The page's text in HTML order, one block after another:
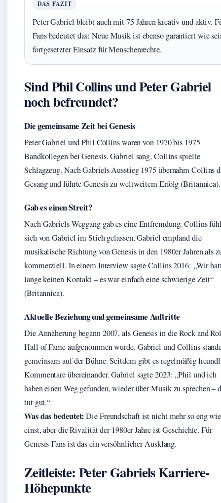
DAS FAZIT
Peter Gabriel bleibt auch mit 75 Jahren kreativ und aktiv.
Fans bedeutet das: Neue Musik ist ebenso garantiert wie
fortgesetzter Einsatz für Menschenrechte.
Sind Phil Collins und Peter Gabriel
noch befreundet?
Die gemeinsame Zeit bei Genesis
Peter Gabriel und Phil Collins waren von 1970 bis 1975
Bandkollegen bei Genesis. Gabriel sang, Collins spielte
Schlagzeug. Nach Gabriels Ausstieg 1975 übernahm Collins
Gesang und führte Genesis zu weltweitem Erfolg (Britannica).
Gab es einen Streit?
Nach Gabriels Weggang gab es eine Entfremdung. Collins
sich von Gabriel im Stich gelassen, Gabriel empfand die
musikalische Richtung von Genesis in den 1980er Jahren als
kommerziell. In einem Interview sagte Collins 2016: „Wir
lange keinen Kontakt – es war einfach eine schwierige Zeit“
(Britannica).
Aktuelle Beziehung und gemeinsame Auftritte
Die Annäherung begann 2007, als Genesis in die Rock and
Hall of Fame aufgenommen wurde. Gabriel und Collins
gemeinsam auf der Bühne. Seitdem gibt es regelmäßig
Kommentare übereinander. Gabriel sagte 2023: „Phil und ich
haben einen Weg gefunden, wieder über Musik zu sprechen –
tut gut.“
Was das bedeutet: Die Freundschaft ist nicht mehr so eng wie
einst, aber die Rivalität der 1980er Jahre ist Geschichte. Für
Genesis-Fans ist das ein versöhnlicher Ausklang.
Zeitleiste: Peter Gabriels Karriere-
Höhepunkte